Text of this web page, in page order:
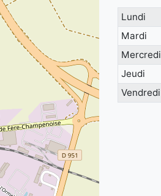
Lundi
Mardi
Mercredi
Jeudi
Vendredi